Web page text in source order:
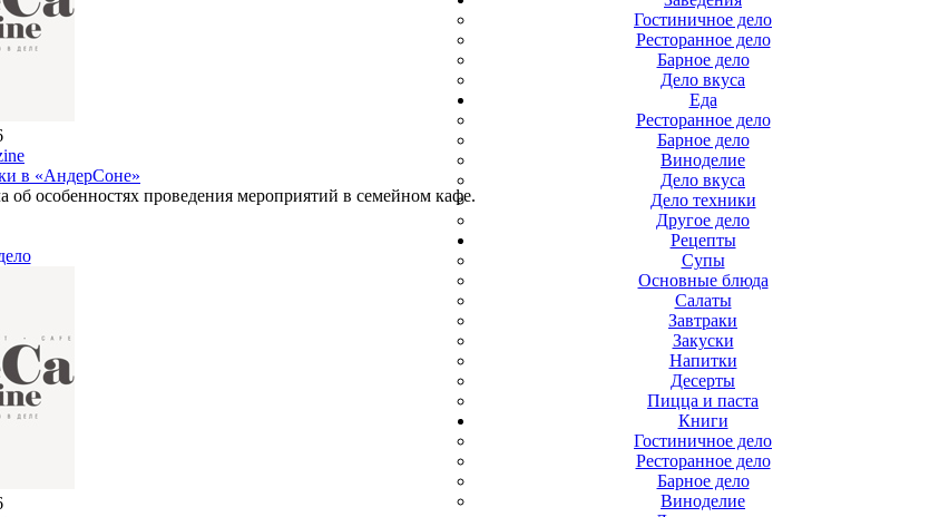
в «АндерСоне»
об особенностях проведения мероприятий в семейном кафе.
Гостиничное дело
Ресторанное дело
Барное дело
Дело вкуса
Еда
Ресторанное дело
Барное дело
Виноделие
Дело вкуса
Дело техники
Другое дело
Рецепты
Супы
Основные блюда
Салаты
Завтраки
Закуски
Напитки
Десерты
Пицца и паста
Книги
Гостиничное дело
Ресторанное дело
Барное дело
Виноделие